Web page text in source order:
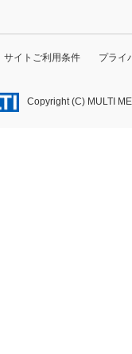
サイトご利用条件 プライ
Copyright (C) MULTI